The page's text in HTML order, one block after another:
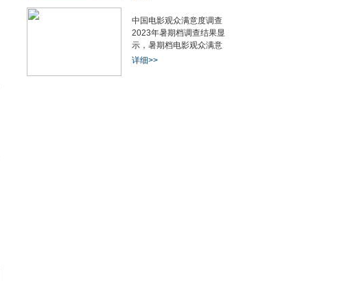
中国电影观众满意度调查
2023年暑期档调查结果显
示，暑期档电影观众满意
详细>>